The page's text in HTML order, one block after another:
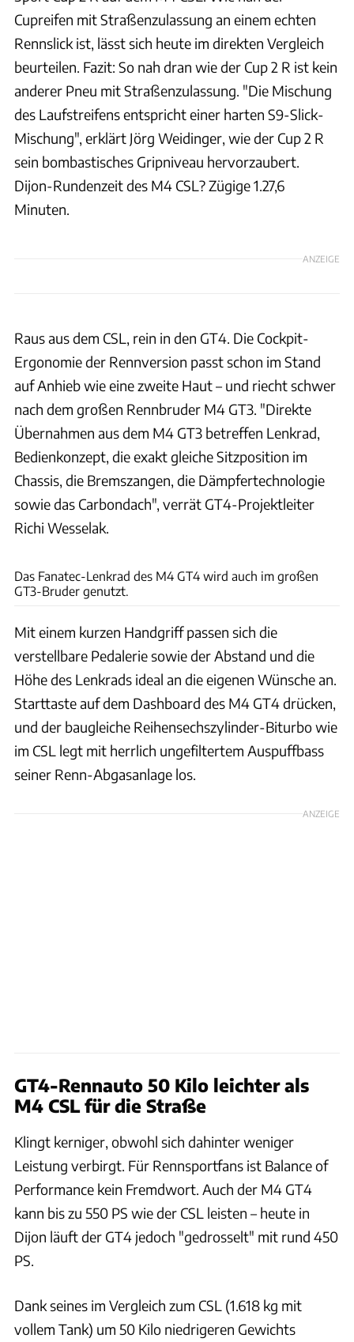
Cupreifen mit Straßenzulassung an einem echten
Rennslick ist, lässt sich heute im direkten Vergleich
beurteilen. Fazit: So nah dran wie der Cup 2 R ist kein
anderer Pneu mit Straßenzulassung. "Die Mischung
des Laufstreifens entspricht einer harten S9-Slick-
Mischung", erklärt Jörg Weidinger, wie der Cup 2 R
sein bombastisches Gripniveau hervorzaubert.
Dijon-Rundenzeit des M4 CSL? Zügige 1.27,6
Minuten.
ANZEIGE
Raus aus dem CSL, rein in den GT4. Die Cockpit-
Ergonomie der Rennversion passt schon im Stand
auf Anhieb wie eine zweite Haut – und riecht schwer
nach dem großen Rennbruder M4 GT3. "Direkte
Übernahmen aus dem M4 GT3 betreffen Lenkrad,
Bedienkonzept, die exakt gleiche Sitzposition im
Chassis, die Bremszangen, die Dämpfertechnologie
sowie das Carbondach", verrät GT4-Projektleiter
Richi Wesselak.
Das Fanatec-Lenkrad des M4 GT4 wird auch im großen
GT3-Bruder genutzt.
Mit einem kurzen Handgriff passen sich die
verstellbare Pedalerie sowie der Abstand und die
Höhe des Lenkrads ideal an die eigenen Wünsche an.
Starttaste auf dem Dashboard des M4 GT4 drücken,
und der baugleiche Reihensechszylinder-Biturbo wie
im CSL legt mit herrlich ungefiltertem Auspuffbass
seiner Renn-Abgasanlage los.
ANZEIGE
GT4-Rennauto 50 Kilo leichter als
M4 CSL für die Straße
Klingt kerniger, obwohl sich dahinter weniger
Leistung verbirgt. Für Rennsportfans ist Balance of
Performance kein Fremdwort. Auch der M4 GT4
kann bis zu 550 PS wie der CSL leisten – heute in
Dijon läuft der GT4 jedoch "gedrosselt" mit rund 450
PS.
Dank seines im Vergleich zum CSL (1.618 kg mit
vollem Tank) um 50 Kilo niedrigeren Gewichts